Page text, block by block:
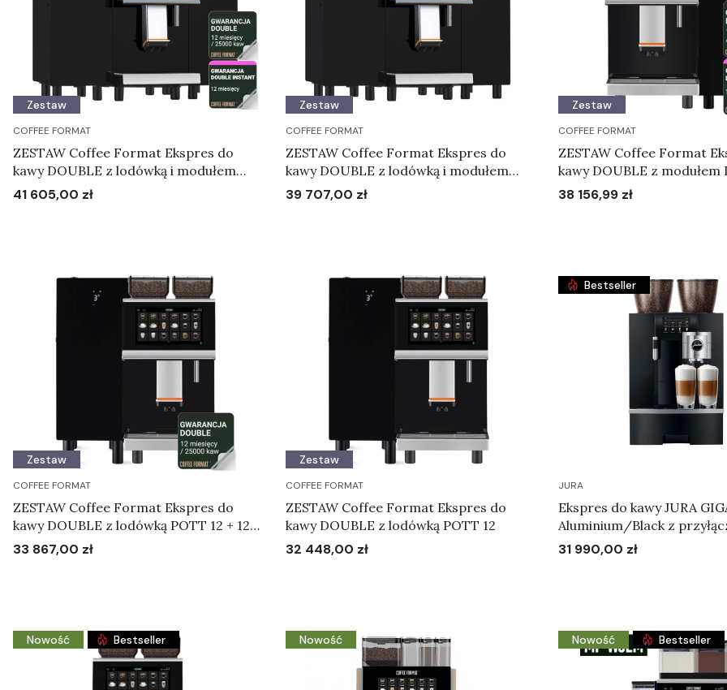
Zestaw
COFFEE FORMAT
ZESTAW Coffee Format Ekspres do
kawy DOUBLE z lodówką i modułem
INSTANT + 12 miesięcy gwarancji
Cena
41 605,00 zł
Zestaw
COFFEE FORMAT
ZESTAW Coffee Format Ekspres do
kawy DOUBLE z lodówką i modułem
INSTANT
Cena
39 707,00 zł
Zestaw
COFFEE FORMAT
ZESTAW Coffee Format
kawy DOUBLE z modułem
12 miesięcy gwarancji
Cena
38 156,99 zł
Zestaw
COFFEE FORMAT
ZESTAW Coffee Format Ekspres do
kawy DOUBLE z lodówką POTT 12 + 12
miesięcy gwarancji
Cena
33 867,00 zł
Zestaw
COFFEE FORMAT
ZESTAW Coffee Format Ekspres do
kawy DOUBLE z lodówką POTT 12
Cena
32 448,00 zł
Bestseller
JURA
Ekspres do kawy JURA
Aluminium/Black z
Cena
31 990,00 zł
Nowość Bestseller Nowość Nowość Bestseller